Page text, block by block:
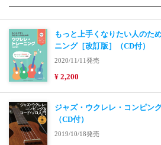
もっと上手くなりたい人のた
ニング［改訂版］（CD付）
2020/11/11発売
¥ 2,200
ジャズ・ウクレレ・コンピン
（CD付）
2019/10/18発売